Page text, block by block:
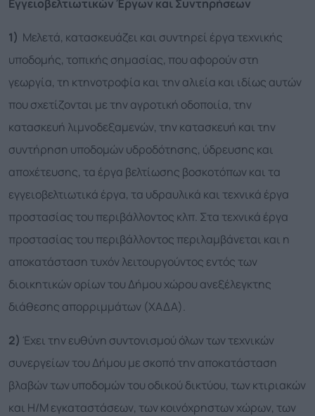
Εγγειοβελτιωτικών Έργων και Συντηρήσεων
1) Μελετά, κατασκευάζει και συντηρεί έργα τεχνικής
υποδομής, τοπικής σημασίας, που αφορούν στη
γεωργία, τη κτηνοτροφία και την αλιεία και ιδίως αυτών
που σχετίζονται με την αγροτική οδοποιία, την
κατασκευή λιμνοδεξαμενών, την κατασκευή και την
συντήρηση υποδομών υδροδότησης, ύδρευσης και
αποχέτευσης, τα έργα βελτίωσης βοσκοτόπων και τα
εγγειοβελτιωτικά έργα, τα υδραυλικά και τεχνικά έργα
προστασίας του περιβάλλοντος κλπ. Στα τεχνικά έργα
προστασίας του περιβάλλοντος περιλαμβάνεται και η
αποκατάσταση τυχόν λειτουργούντος εντός των
διοικητικών ορίων του Δήμου χώρου ανεξέλεγκτης
διάθεσης απορριμμάτων (ΧΑΔΑ).
2) Έχει την ευθύνη συντονισμού όλων των τεχνικών
συνεργείων του Δήμου με σκοπό την αποκατάσταση
βλαβών των υποδομών του οδικού δικτύου, των κτιριακών
και Η/Μ εγκαταστάσεων, των κοινόχρηστων χώρων, των